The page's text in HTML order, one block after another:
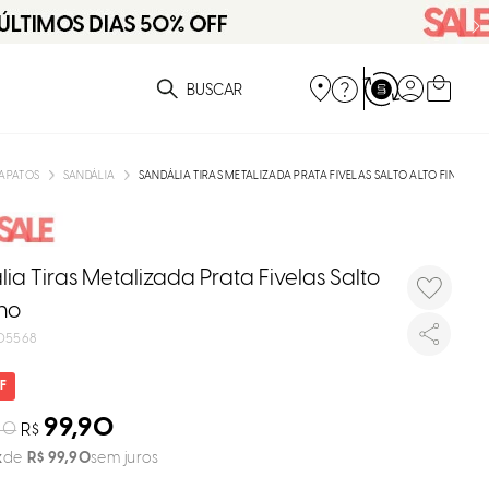
você está procurando?
SANDÁLIA SANDÁLIA TIRAS METALIZADA PRATA FIVELAS SALTO ALTO FINO
Tiras Metalizada Prata Fivelas Salto
R$ 99,90
R$ 99,90sem juros
Selecione
seu